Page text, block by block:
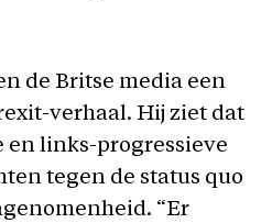
de Britse media een
verhaal. Hij ziet dat
en links-progressieve
tegen de status quo
“Er